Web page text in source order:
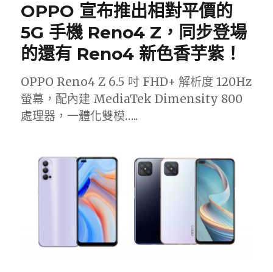
OPPO 宣布推出相對平價的
5G 手機 Reno4 Z，同步登場
的還有 Reno4 新色香芋紫！
OPPO Reno4 Z 6.5 吋 FHD+ 解析度 120Hz
螢幕，配內建 MediaTek Dimensity 800
處理器，一體化雙模…..